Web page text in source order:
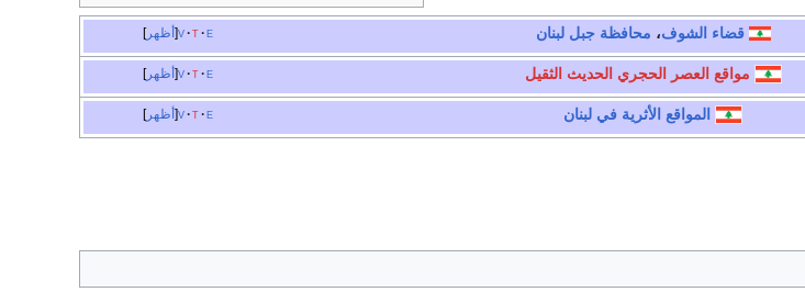
أظهر v t e قضاء الشوف، محافظة جبل لبنان
أظهر v t e مواقع العصر الحجري الحديث الثقيل
أظهر v t e المواقع الأثرية في لبنان